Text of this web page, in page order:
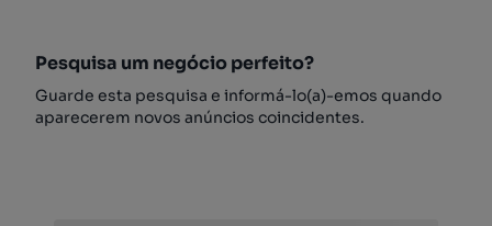
Pesquisa um negócio perfeito?
Guarde esta pesquisa e informá-lo(a)-emos quando
aparecerem novos anúncios coincidentes.